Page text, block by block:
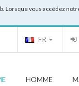
Lorsque vous accédez
FR
HOMME